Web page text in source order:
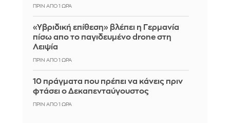
ΠΡΙΝ ΑΠΌ 1 ΏΡΑ
«Υβριδική επίθεση» βλέπει η Γερμανία
πίσω απο το παγιδευμένο drone στη
Λειψία
ΠΡΙΝ ΑΠΌ 1 ΏΡΑ
10 πράγματα που πρέπει να κάνεις πριν
φτάσει ο Δεκαπενταύγουστος
ΠΡΙΝ ΑΠΌ 1 ΏΡΑ